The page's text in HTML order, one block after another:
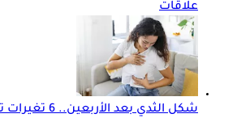
علاقات
شكل الثدي بعد الأربعين.. 6 تغيرات تطرأ عليه عند النساء